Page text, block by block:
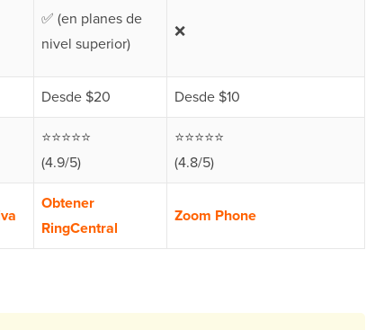
✅ (en planes de
nivel superior)
❌
Desde $20 Desde $10
⭐⭐⭐⭐⭐
(4.9/5)
⭐⭐⭐⭐⭐
(4.8/5)
Obtener
RingCentral
Zoom Phone